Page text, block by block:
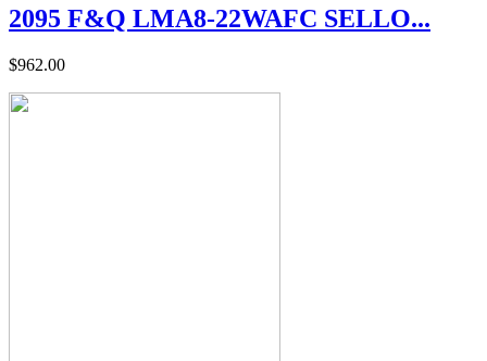
2095 F&Q LMA8-22WAFC SELLO...
$962.00